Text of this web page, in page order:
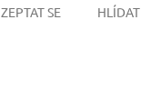
ZEPTAT SE HLÍDAT